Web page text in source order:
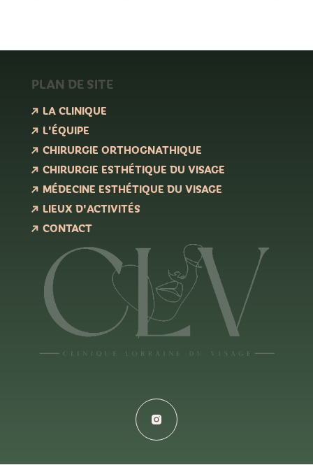
PLAN DE SITE
LA CLINIQUE
L'ÉQUIPE
CHIRURGIE ORTHOGNATHIQUE
CHIRURGIE ESTHÉTIQUE DU VISAGE
MÉDECINE ESTHÉTIQUE DU VISAGE
LIEUX D'ACTIVITÉS
CONTACT